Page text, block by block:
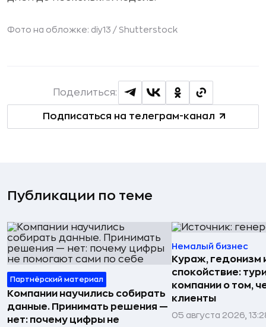
Фото на обложке: diy13 / Shutterstock
Подписаться на телеграм-канал
Поделиться:
Публикации по теме
Партнёрский материал
Компании научились собирать
данные. Принимать решения —
нет: почему цифры не
Немалый бизнес
Кураж, гедонизм
спокойствие:
компании о том,
клиенты
05 августа 2026,